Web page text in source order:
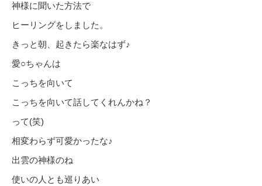
神様に聞いた方法で
ヒーリングをしました。
きっと朝、起きたら楽なはず♪
愛○ちゃんは
こっちを向いて
こっちを向いて話してくれんかね？
って(笑)
相変わらず可愛かったな♪
出雲の神様のね
使いの人とも巡りあい